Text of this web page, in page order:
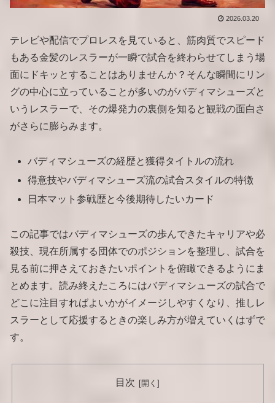
2026.03.20
テレビや配信でプロレスを見ていると、筋肉質でスピード
もある金髪のレスラーが一瞬で試合を終わらせてしまう場
面にドキッとすることはありませんか？そんな瞬間にリン
グの中心に立っていることが多いのがバディマシューズと
いうレスラーで、その爆発力の裏側を知ると観戦の面白さ
がさらに膨らみます。
バディマシューズの経歴と獲得タイトルの流れ
得意技やバディマシューズ流の試合スタイルの特徴
日本マット参戦歴と今後期待したいカード
この記事ではバディマシューズの歩んできたキャリアや必
殺技、現在所属する団体でのポジションを整理し、試合を
見る前に押さえておきたいポイントを俯瞰できるようにま
とめます。読み終えたころにはバディマシューズの試合で
どこに注目すればよいかがイメージしやすくなり、推しレ
スラーとして応援するときの楽しみ方が増えていくはずで
す。
目次